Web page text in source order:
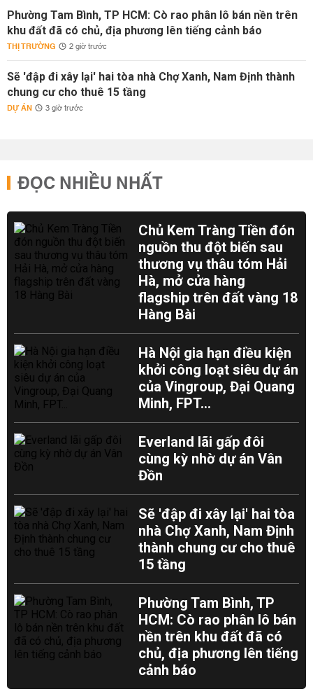
Phường Tam Bình, TP HCM: Cò rao phân lô bán nền trên
khu đất đã có chủ, địa phương lên tiếng cảnh báo
THỊ TRƯỜNG 2 giờ trước
Sẽ 'đập đi xây lại' hai tòa nhà Chợ Xanh, Nam Định thành
chung cư cho thuê 15 tầng
DỰ ÁN 3 giờ trước
ĐỌC NHIỀU NHẤT
Chủ Kem Tràng Tiền đón
nguồn thu đột biến sau
thương vụ thâu tóm Hải
Hà, mở cửa hàng
flagship trên đất vàng 18
Hàng Bài
Hà Nội gia hạn điều kiện
khởi công loạt siêu dự án
của Vingroup, Đại Quang
Minh, FPT...
Everland lãi gấp đôi
cùng kỳ nhờ dự án Vân
Đồn
Sẽ 'đập đi xây lại' hai tòa
nhà Chợ Xanh, Nam Định
thành chung cư cho thuê
15 tầng
Phường Tam Bình, TP
HCM: Cò rao phân lô bán
nền trên khu đất đã có
chủ, địa phương lên tiếng
cảnh báo